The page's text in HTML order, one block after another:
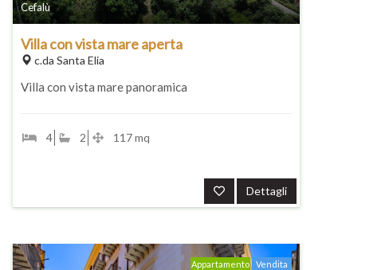
Cefalù
Villa con vista mare aperta
c.da Santa Elia
Villa con vista mare panoramica
4 2 117 mq
Dettagli
Vendita
Appartamento